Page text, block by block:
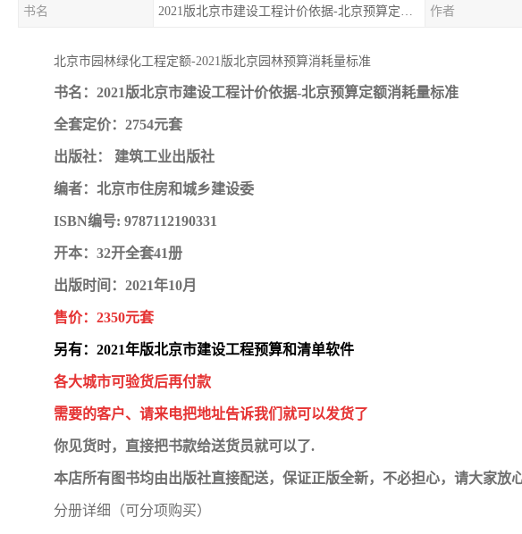
书名 2021版北京市建设工程计价依据-北京预算定额消耗量标准 作者
北京市园林绿化工程定额-2021版北京园林预算消耗量标准
书名：2021版北京市建设工程计价依据-北京预算定额消耗量标准
全套定价：2754元套
出版社： 建筑工业出版社
编者：北京市住房和城乡建设委
ISBN编号: 9787112190331
开本：32开全套41册
出版时间：2021年10月
售价：2350元套
另有：2021年版北京市建设工程预算和清单软件
各大城市可验货后再付款
需要的客户、请来电把地址告诉我们就可以发货了
你见货时，直接把书款给送货员就可以了.
本店所有图书均由出版社直接配送，保证正版全新，不必担心，请大家放
分册详细（可分项购买）